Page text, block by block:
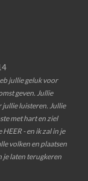
jullie geluk voor
geven. Jullie
jullie luisteren. Jullie
met hart en ziel
- en ik zal in je
volken en plaatsen
je laten terugkeren